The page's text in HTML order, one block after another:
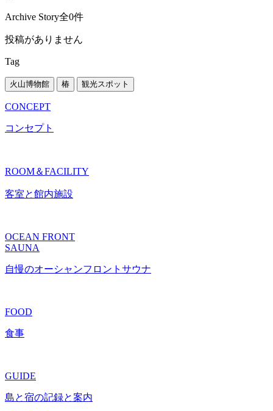
Archive Story全0件
投稿がありません
Tag
火山博物館 椿 観光スポット
CONCEPT
コンセプト
ROOM＆FACILITY
客室と館内施設
OCEAN FRONT
SAUNA
自慢のオーシャンフロントサウナ
FOOD
食事
GUIDE
島と宿の記録と案内